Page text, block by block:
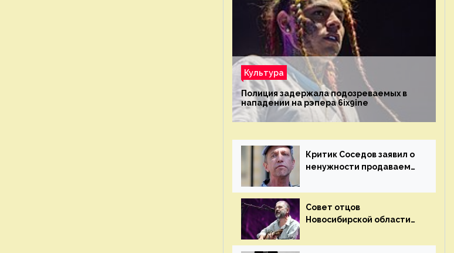
Культура
Полиция задержала подозреваемых в
нападении на рэпера 6ix9ine
Критик Соседов заявил о
ненужности продаваемых
песен
Совет отцов
Новосибирской области
концерт группы «Сплин»